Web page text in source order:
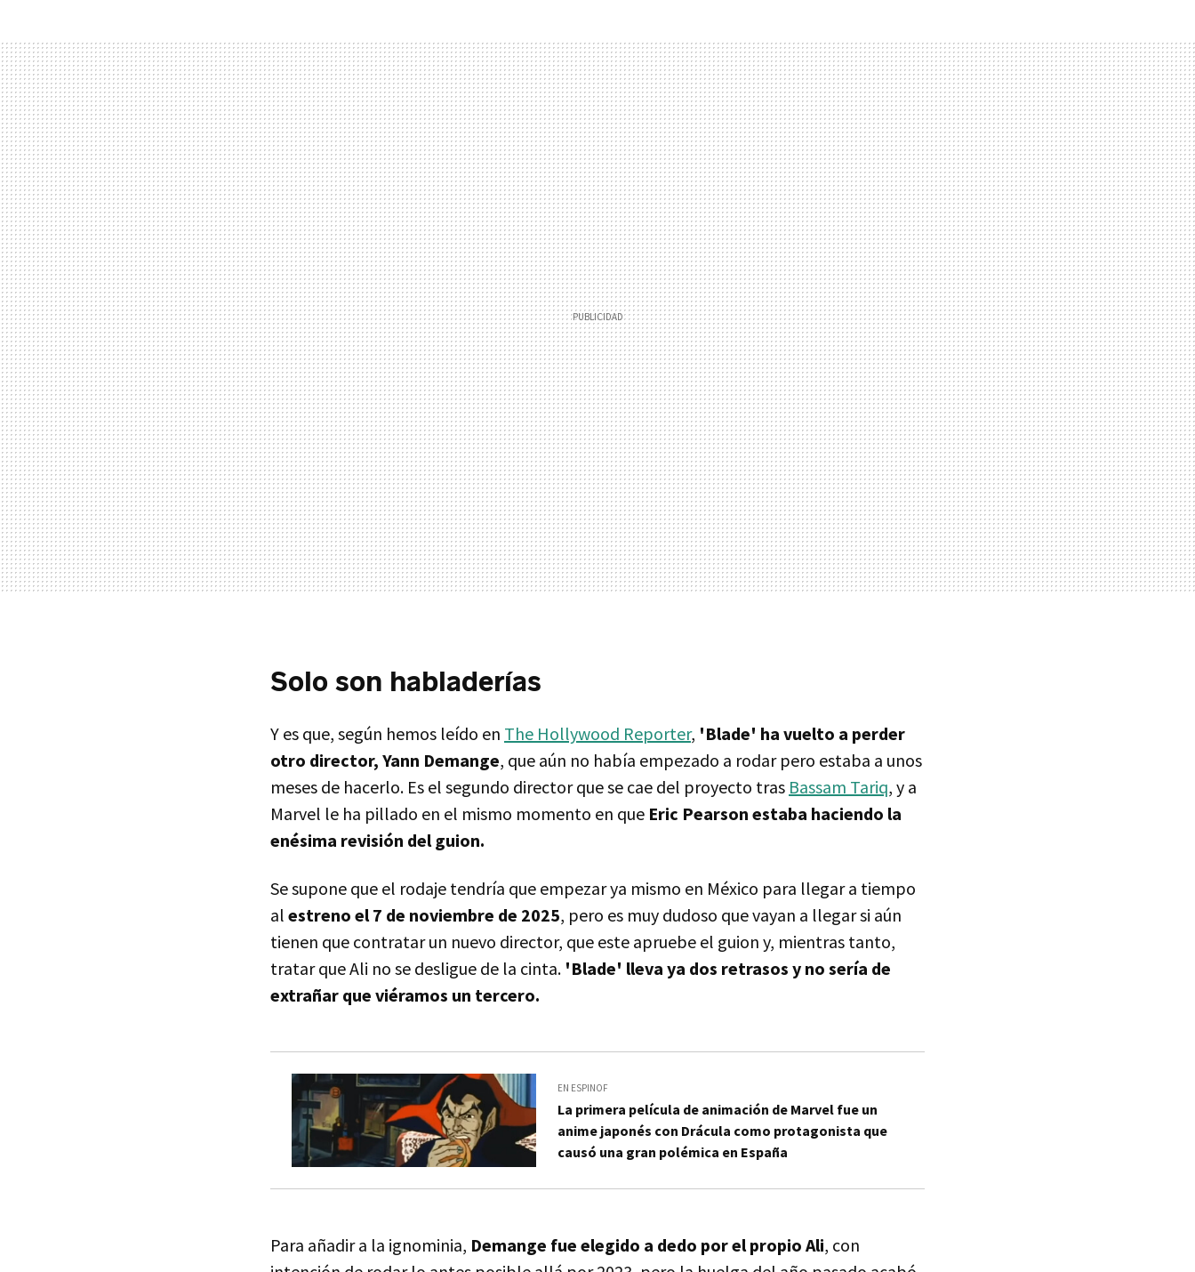
Solo son habladerías
Y es que, según hemos leído en The Hollywood Reporter, 'Blade' ha vuelto a perder
otro director, Yann Demange, que aún no había empezado a rodar pero estaba a unos
meses de hacerlo. Es el segundo director que se cae del proyecto tras Bassam Tariq, y a
Marvel le ha pillado en el mismo momento en que Eric Pearson estaba haciendo la
enésima revisión del guion.
Se supone que el rodaje tendría que empezar ya mismo en México para llegar a tiempo
al estreno el 7 de noviembre de 2025, pero es muy dudoso que vayan a llegar si aún
tienen que contratar un nuevo director, que este apruebe el guion y, mientras tanto,
tratar que Ali no se desligue de la cinta. 'Blade' lleva ya dos retrasos y no sería de
extrañar que viéramos un tercero.
EN ESPINOF
La primera película de animación de Marvel fue un
anime japonés con Drácula como protagonista que
causó una gran polémica en España
Para añadir a la ignominia, Demange fue elegido a dedo por el propio Ali, con